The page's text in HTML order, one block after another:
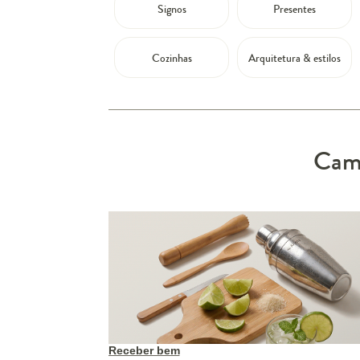
Signos Presentes
Cozinhas Arquitetura & estilos
Receber bem